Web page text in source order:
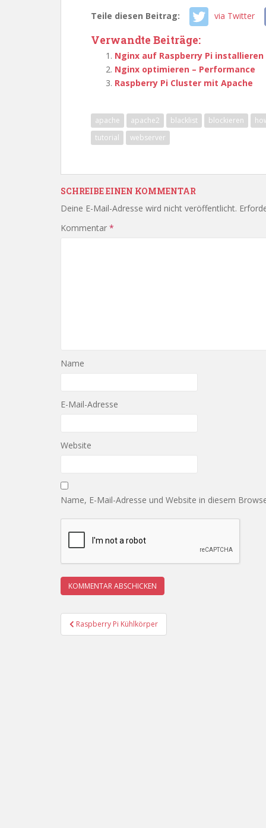
Teile diesen Beitrag:
via Twitter
Verwandte Beiträge:
Nginx auf Raspberry Pi
Nginx optimieren – Performance
Raspberry Pi Cluster mit Apache
apache apache2 blacklist blockieren
tutorial
webserver
SCHREIBE EINEN KOMMENTAR
Deine E-Mail-Adresse wird nicht veröffentlicht.
Kommentar *
Name
E-Mail-Adresse
Website
Name, E-Mail-Adresse und Website in diesem
Beitragsnavigation
Raspberry Pi Kühlkörper